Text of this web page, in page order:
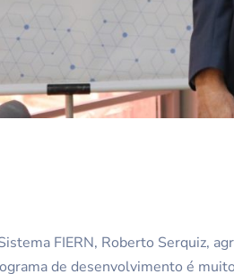
FIERN, Roberto Serquiz,
de desenvolvimento é